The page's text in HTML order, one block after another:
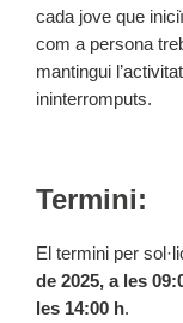
cada jove que
com a persona
mantingui
ininterromputs.
Termini:
El termini per
de 2025, a les
les 14:00 h.